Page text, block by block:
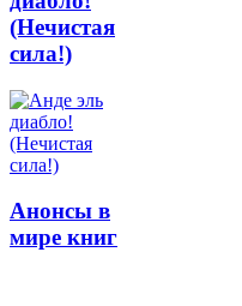
(Нечистая
сила!)
Анонсы в
мире книг